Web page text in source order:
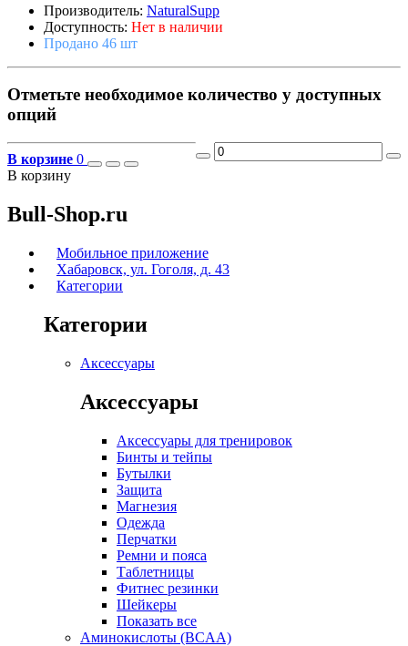
Производитель: NaturalSupp
Доступность: Нет в наличии
Продано 46 шт
Отметьте необходимое количество у доступных
опций
В корзине 0
В корзину
Bull-Shop.ru
Мобильное приложение
Хабаровск, ул. Гоголя, д. 43
Категории
Категории
Аксессуары
Аксессуары
Аксессуары для тренировок
Бинты и тейпы
Бутылки
Защита
Магнезия
Одежда
Перчатки
Ремни и пояса
Таблетницы
Фитнес резинки
Шейкеры
Показать все
Аминокислоты (BCAA)